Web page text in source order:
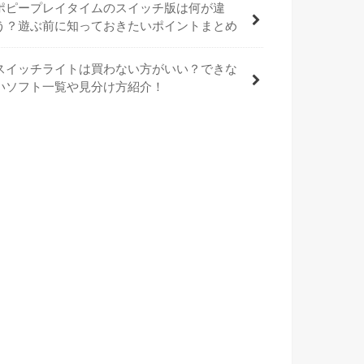
ピープレイタイムのスイッチ版は何が違
？遊ぶ前に知っておきたいポイントまとめ
イッチライトは買わない方がいい？できな
ソフト一覧や見分け方紹介！